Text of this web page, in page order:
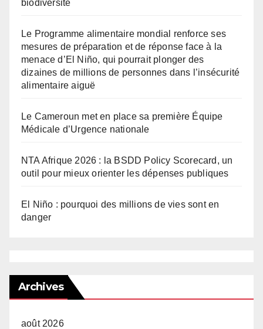
biodiversité
Le Programme alimentaire mondial renforce ses
mesures de préparation et de réponse face à la
menace d’El Niño, qui pourrait plonger des
dizaines de millions de personnes dans l’insécurité
alimentaire aiguë
Le Cameroun met en place sa première Équipe
Médicale d’Urgence nationale
NTA Afrique 2026 : la BSDD Policy Scorecard, un
outil pour mieux orienter les dépenses publiques
El Niño : pourquoi des millions de vies sont en
danger
Archives
août 2026